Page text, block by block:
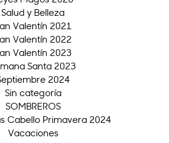
Salud y Belleza
Valentín 2021
Valentín 2022
Valentín 2023
Santa 2023
2024
Sin categoría
SOMBREROS
Cabello Primavera 2024
Vacaciones